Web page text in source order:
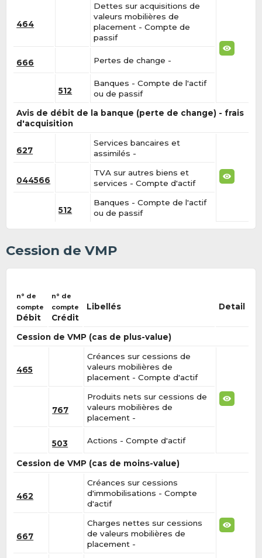
464
Dettes sur acquisitions de
valeurs mobilières de
placement - Compte de
passif
666 Pertes de change -
512
Banques - Compte de l'actif
ou de passif
Avis de débit de la banque (perte de change) - frais
d'acquisition
627
Services bancaires et
assimilés -
044566
TVA sur autres biens et
services - Compte d'actif
512
Banques - Compte de l'actif
ou de passif
Cession de VMP
n° de
compte
Débit
n° de
compte
Crédit
Libellés Detail
Cession de VMP (cas de plus-value)
465
Créances sur cessions de
valeurs mobilières de
placement - Compte d'actif
767
Produits nets sur cessions de
valeurs mobilières de
placement -
503 Actions - Compte d'actif
Cession de VMP (cas de moins-value)
462
Créances sur cessions
d'immobilisations - Compte
d'actif
667
Charges nettes sur cessions
de valeurs mobilières de
placement -